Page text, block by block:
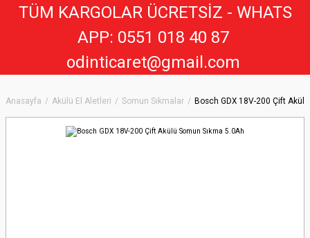
Anasayfa Akülü El Aletleri Somun Sıkmalar Bosch GDX 18V-200 Çift
TÜM KARGOLAR ÜCRETSİZ - WHATS
APP: 0551 018 40 87
odinticaret@gmail.com